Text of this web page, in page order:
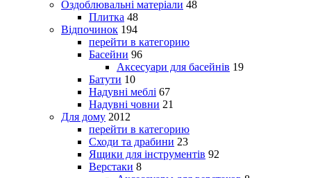
Оздоблювальні матеріали 48
Плитка 48
Відпочинок 194
перейти в категорию
Басейни 96
Аксесуари для басейнів 19
Батути 10
Надувні меблі 67
Надувні човни 21
Для дому 2012
перейти в категорию
Сходи та драбини 23
Ящики для інструментів 92
Верстаки 8